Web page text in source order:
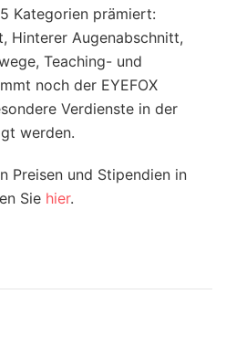
Kategorien prämiert:
Hinterer Augenabschnitt,
Teaching- und
noch der EYEFOX
Verdienste in der
werden.
Preisen und Stipendien in
Sie hier.